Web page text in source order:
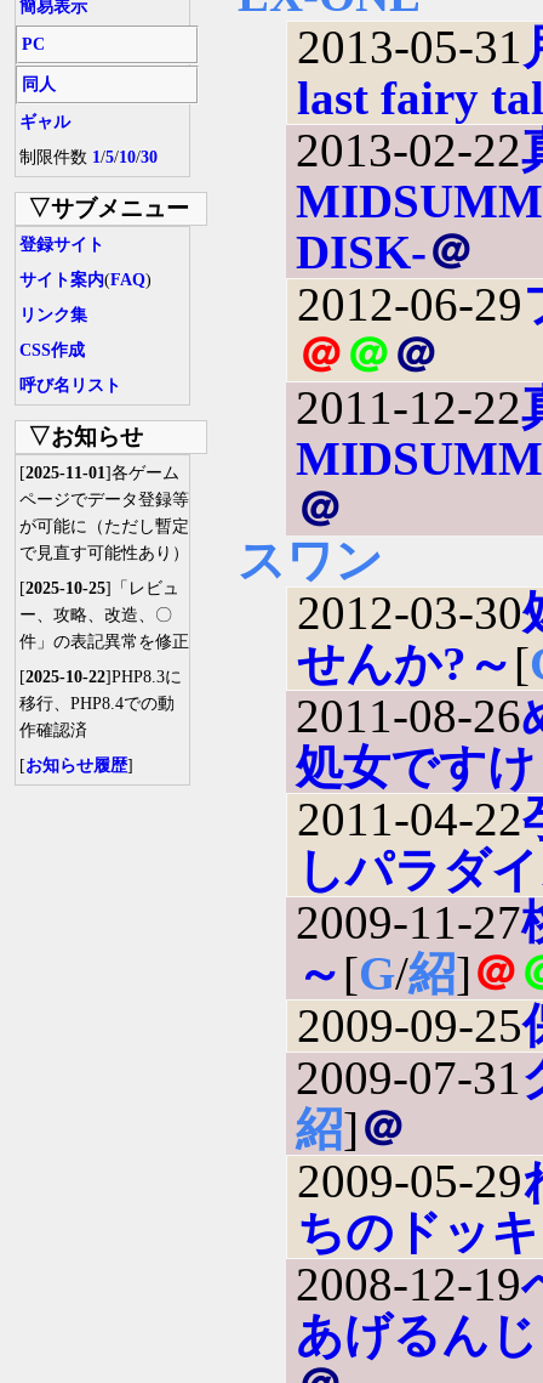
簡易表示
PC
同人
ギャル
制限件数 1/5/10/30
▽サブメニュー
登録サイト
サイト案内(FAQ)
リンク集
CSS作成
呼び名リスト
▽お知らせ
[2025-11-01]各ゲーム
ページでデータ登録等
が可能に（ただし暫定
で見直す可能性あり）
[2025-10-25]「レビュ
ー、攻略、改造、〇
件」の表記異常を修正
[2025-10-22]PHP8.3に
移行、PHP8.4での動
作確認済
[お知らせ履歴]
2013-05-31
last fairy
2013-02-22
DISK-＠
2012-06-29
＠＠＠
2011-12-22
＠
スワン
2012-03-30
せんか?～[
2011-08-26
処女です
2011-04-22
しパラダ
2009-11-27
～[G/紹]＠
2009-09-25
2009-07-31
紹]＠
2009-05-29
ちのドッ
2008-12-19
あげるん